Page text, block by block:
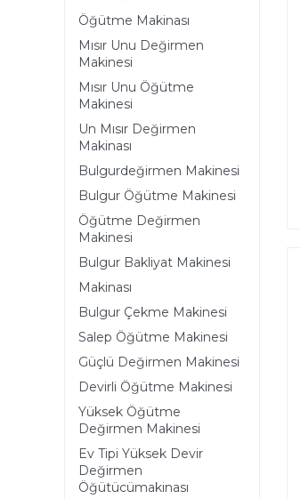
Öğütme Makinası
Mısır Unu Değirmen
Makinesi
Mısır Unu Öğütme
Makinesi
Un Mısır Değirmen
Makinası
Bulgurdeğirmen Makinesi
Bulgur Öğütme Makinesi
Öğütme Değirmen
Makinesi
Bulgur Bakliyat Makinesi
Makinası
Bulgur Çekme Makinesi
Salep Öğütme Makinesi
Güçlü Değirmen Makinesi
Devirli Öğütme Makinesi
Yüksek Öğütme
Değirmen Makinesi
Ev Tipi Yüksek Devir
Değirmen
Öğütücümakinası